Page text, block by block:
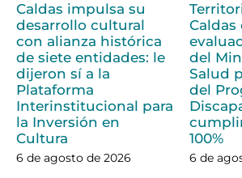
Caldas impulsa su
desarrollo cultural
con alianza histórica
de siete entidades: le
dijeron sí a la
Plataforma
Interinstitucional para
la Inversión en
Cultura
6 de agosto de 2026
del
Salud
del
100%
6 de